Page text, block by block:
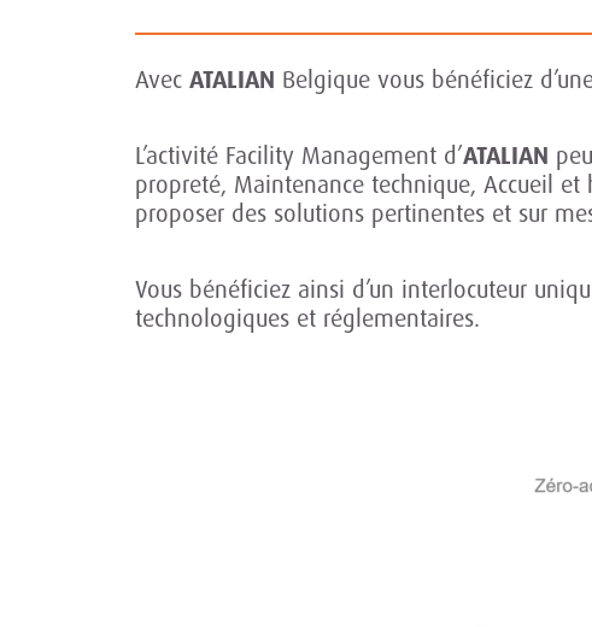
Avec ATALIAN Belgique vous bénéficiez
L’activité Facility Management d’ATALIAN
propreté, Maintenance technique, Accueil
proposer des solutions pertinentes et sur
Vous bénéficiez ainsi d’un interlocuteur
technologiques et réglementaires.